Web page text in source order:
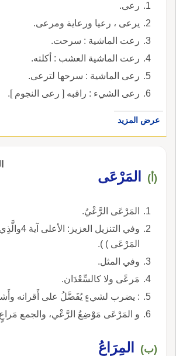
رعى.
يرعى ، رعيا ورعاية ومرعى.
رعت الماشية : سرحت.
رعت الماشية العشب : أكلته.
رعى الماشية : سرحها لترعى.
رعى الشيء : راقبه [ رعى النجوم ].
عرض المزيد
(أ) المَرْعَى
المَرْعَى الرَّعْيُ.
وفي التنزيل
المَرْعَى ) ).
وفي المثل.
مَرعًى ولا كالسِّعْدَان.
: يضرب لشيءٍ يُفَضَّلُ على أَقرانه
و المَرْعَى مَوْضِعُ الرَّعْي، والجمع
(ب) المِرَاعُ